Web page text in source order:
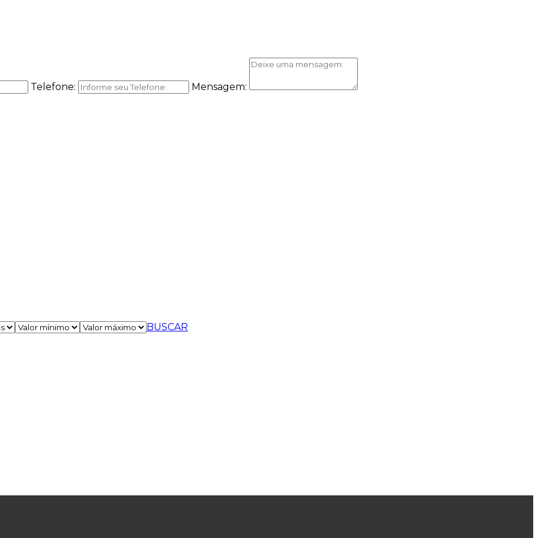
Telefone: Mensagem:
BUSCAR